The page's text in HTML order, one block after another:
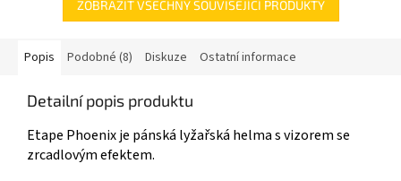
ZOBRAZIT VŠECHNY SOUVISEJÍCÍ PRODUKTY
Popis Podobné (8) Diskuze Ostatní informace
Detailní popis produktu
Etape Phoenix je pánská lyžařská helma s vizorem se
zrcadlovým efektem.